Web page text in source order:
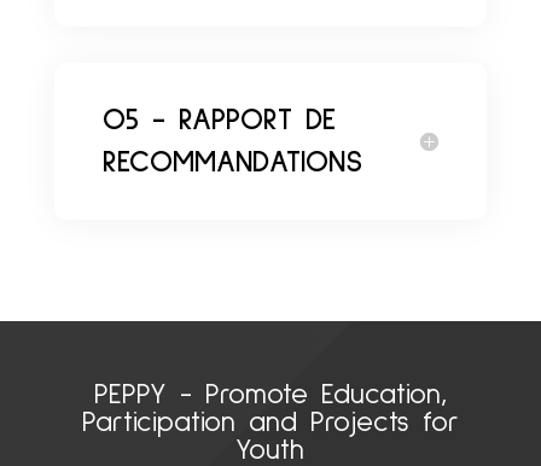
O5 - RAPPORT DE
RECOMMANDATIONS
PEPPY - Promote Education,
Participation and Projects for
Youth